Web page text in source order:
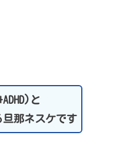
と
那ネスケです